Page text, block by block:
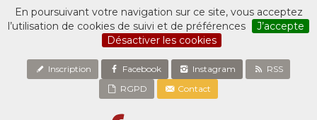
En poursuivant votre navigation sur ce site, vous acceptez
l’utilisation de cookies de suivi et de préférences
J’accepte
Désactiver les cookies
Inscription Facebook Instagram
RSS
RGPD
Contact